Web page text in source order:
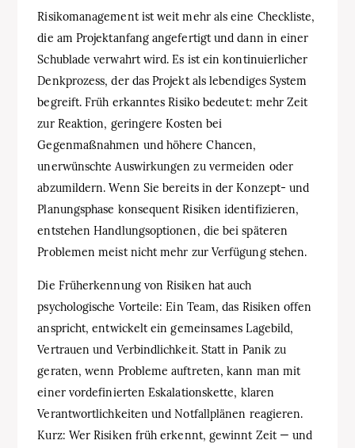
Risikomanagement ist weit mehr als eine Checkliste,
die am Projektanfang angefertigt und dann in einer
Schublade verwahrt wird. Es ist ein kontinuierlicher
Denkprozess, der das Projekt als lebendiges System
begreift. Früh erkanntes Risiko bedeutet: mehr Zeit
zur Reaktion, geringere Kosten bei
Gegenmaßnahmen und höhere Chancen,
unerwünschte Auswirkungen zu vermeiden oder
abzumildern. Wenn Sie bereits in der Konzept- und
Planungsphase konsequent Risiken identifizieren,
entstehen Handlungsoptionen, die bei späteren
Problemen meist nicht mehr zur Verfügung stehen.
Die Früherkennung von Risiken hat auch
psychologische Vorteile: Ein Team, das Risiken offen
anspricht, entwickelt ein gemeinsames Lagebild,
Vertrauen und Verbindlichkeit. Statt in Panik zu
geraten, wenn Probleme auftreten, kann man mit
einer vordefinierten Eskalationskette, klaren
Verantwortlichkeiten und Notfallplänen reagieren.
Kurz: Wer Risiken früh erkennt, gewinnt Zeit — und